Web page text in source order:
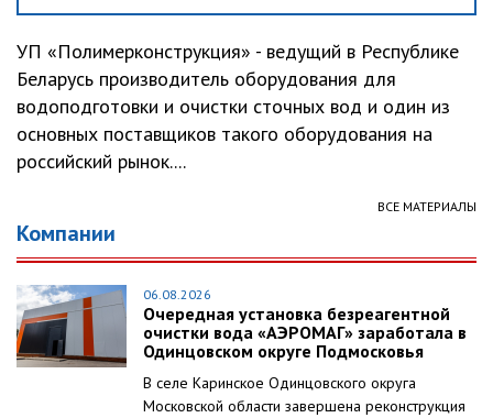
УП «Полимерконструкция» - ведущий в Республике
Беларусь производитель оборудования для
водоподготовки и очистки сточных вод и один из
основных поставщиков такого оборудования на
российский рынок....
ВСЕ МАТЕРИАЛЫ
Компании
06.08.2026
Очередная установка безреагентной
очистки вода «АЭРОМАГ» заработала в
Одинцовском округе Подмосковья
В селе Каринское Одинцовского округа
Московской области завершена реконструкция